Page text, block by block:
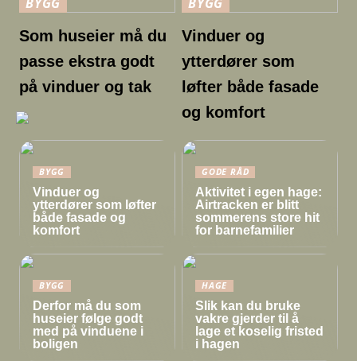
Som huseier må du
passe ekstra godt
på vinduer og tak
Vinduer og
ytterdører som
løfter både fasade
og komfort
BYGG
Vinduer og
ytterdører som løfter
både fasade og
komfort
GODE RÅD
Aktivitet i egen hage:
Airtracken er blitt
sommerens store hit
for barnefamilier
BYGG
Derfor må du som
huseier følge godt
med på vinduene i
boligen
HAGE
Slik kan du bruke
vakre gjerder til å
lage et koselig fristed
i hagen